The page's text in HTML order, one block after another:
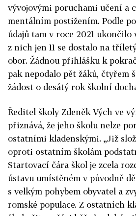
vývojovými poruchami učení a
mentálním postižením. Podle
údajů tam v roce 2021 ukončilo
z nich jen 11 se dostalo na
obor. Žádnou přihlášku k
pak nepodalo pět žáků, čtyřem
žádost o desátý rok školní
Ředitel školy Zdeněk Vých ve
přiznává, že jeho školu nelze
ostatními kladenskými. „Již
oproti ostatním školám
Startovací čára škol je zcela
ústavu umístěném v původně
s velkým pohybem obyvatel a
romské populace. Z ostatních